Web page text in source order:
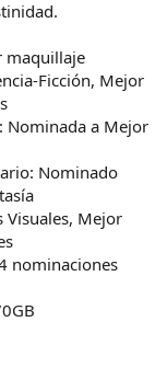
maquillaje
Ficción, Mejor
Nominada a Mejor
Nominado
Visuales, Mejor
nominaciones